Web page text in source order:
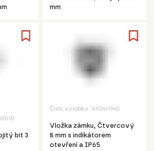
mm
bit 3
Číslo výrobku: V02411940
Vložka zámku, Čtvercový
8 mm s indikátorem
otevření a IP65